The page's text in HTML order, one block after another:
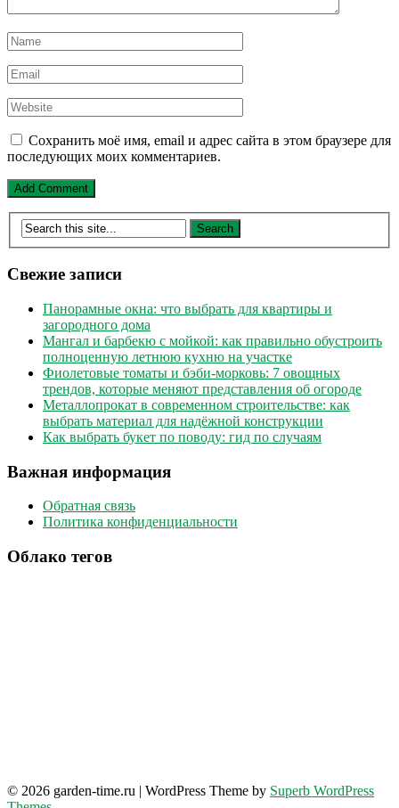
Сохранить моё имя, email и адрес сайта в этом браузере для
последующих моих комментариев.
Свежие записи
Панорамные окна: что выбрать для квартиры и
загородного дома
Мангал и барбекю с мойкой: как правильно обустроить
полноценную летнюю кухню на участке
Фиолетовые томаты и бэби-морковь: 7 овощных
трендов, которые меняют представления об огороде
Металлопрокат в современном строительстве: как
выбрать материал для надёжной конструкции
Как выбрать букет по поводу: гид по случаям
Важная информация
Обратная связь
Политика конфиденциальности
Облако тегов
© 2026 garden-time.ru | WordPress Theme by Superb WordPress